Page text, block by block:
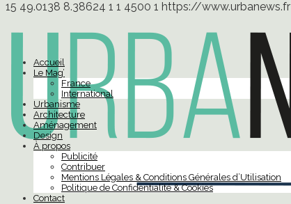
15 49.0138 8.38624 1 1 4500 1 https://www.urbanews.fr
Accueil
Le Mag’
France
International
Urbanisme
Architecture
Aménagement
Design
À propos
Publicité
Contribuer
Mentions Légales & Conditions Générales d’Utilisation
Politique de Confidentialité & Cookies
Contact